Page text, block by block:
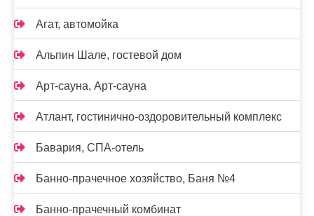
Агат, автомойка
Альпин Шале, гостевой дом
Арт-сауна, Арт-сауна
Атлант, гостинично-оздоровительный комплекс
Бавария, СПА-отель
Банно-прачечное хозяйство, Баня №4
Банно-прачечный комбинат